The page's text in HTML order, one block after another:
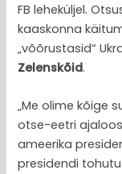
FB leheküljel.
kaaskonna
„võõrustasid“
Zelenskõid.
„Me olime kõige
otse-eetri
ameerika
presidendi